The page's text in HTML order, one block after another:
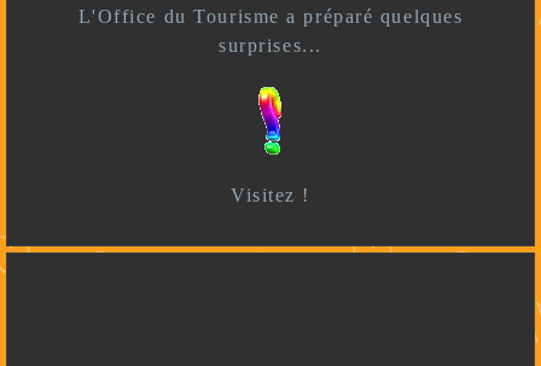
L'Office du Tourisme a préparé quelques
surprises...
Visitez !